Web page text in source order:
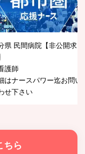
県 民間病院【非公開求
護師
はナースパワー迄お問い
せ下さい
ちら